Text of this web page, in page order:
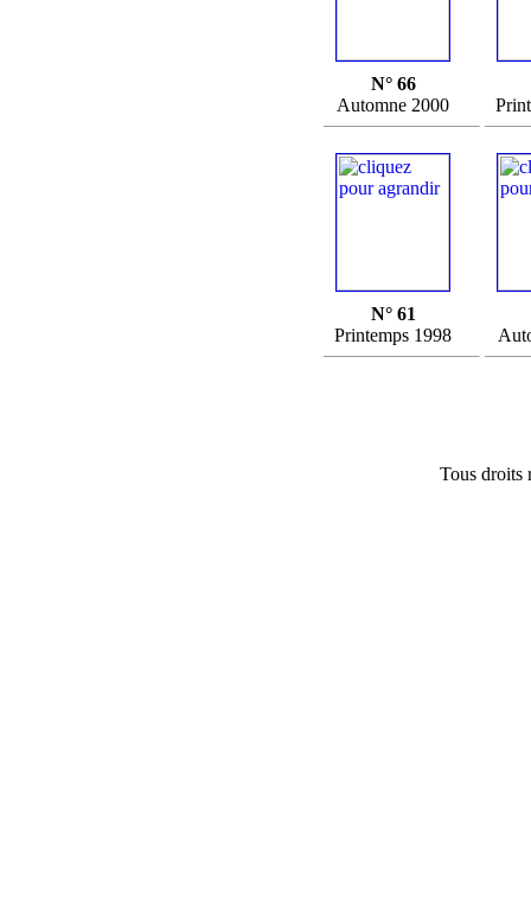
N° 66
Automne 2000
N° 61
Printemps 1998
Tous droits